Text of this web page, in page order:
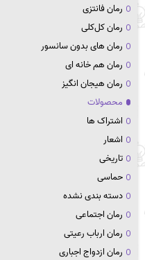
رمان فانتزی
رمان کل‌کلی
رمان های بدون سانسور
رمان هم خانه ای
رمان هیجان انگیز
محصولات
اشتراک ها
اشعار
تاریخی
حماسی
دسته بندی نشده
رمان اجتماعی
رمان ارباب رعیتی
رمان ازدواج اجباری